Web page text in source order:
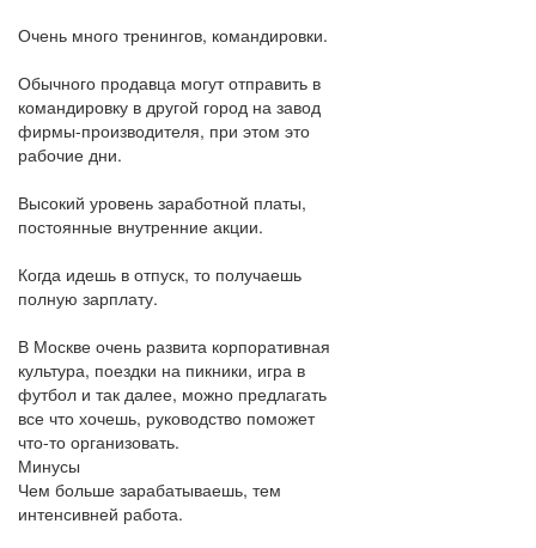
Очень много тренингов, командировки.
Обычного продавца могут отправить в
командировку в другой город на завод
фирмы-производителя, при этом это
рабочие дни.
Высокий уровень заработной платы,
постоянные внутренние акции.
Когда идешь в отпуск, то получаешь
полную зарплату.
В Москве очень развита корпоративная
культура, поездки на пикники, игра в
футбол и так далее, можно предлагать
все что хочешь, руководство поможет
что-то организовать.
Минусы
Чем больше зарабатываешь, тем
интенсивней работа.